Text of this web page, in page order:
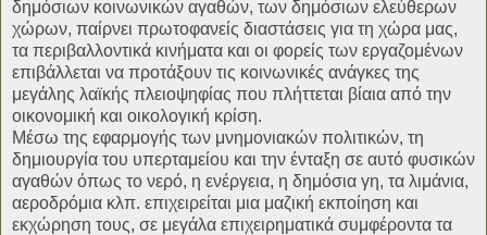
δημόσιων κοινωνικών αγαθών, των δημόσιων ελεύθερων
χώρων, παίρνει πρωτοφανείς διαστάσεις για τη χώρα μας,
τα περιβαλλοντικά κινήματα και οι φορείς των εργαζομένων
επιβάλλεται να προτάξουν τις κοινωνικές ανάγκες της
μεγάλης λαϊκής πλειοψηφίας που πλήττεται βίαια από την
οικονομική και οικολογική κρίση.
Μέσω της εφαρμογής των μνημονιακών πολιτικών, τη
δημιουργία του υπερταμείου και την ένταξη σε αυτό φυσικών
αγαθών όπως το νερό, η ενέργεια, η δημόσια γη, τα λιμάνια,
αεροδρόμια κλπ. επιχειρείται μια μαζική εκποίηση και
εκχώρηση τους, σε μεγάλα επιχειρηματικά συμφέροντα τα